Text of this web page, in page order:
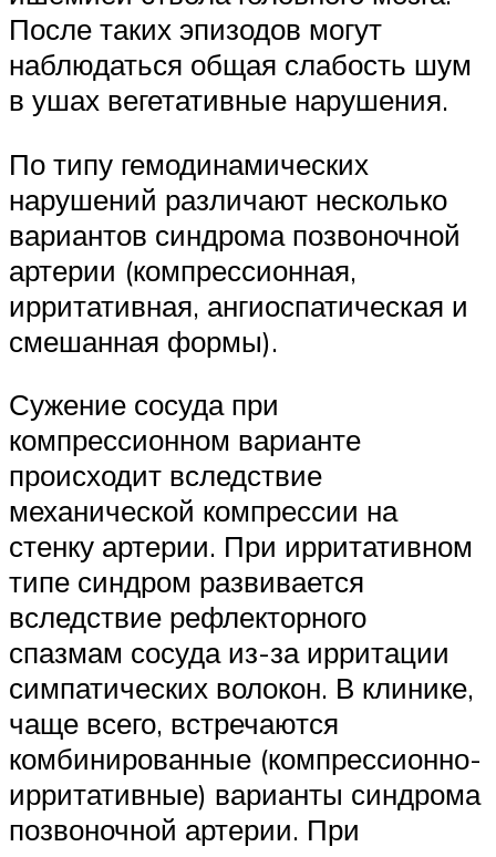
После таких эпизодов могут
наблюдаться общая слабость шум
в ушах вегетативные нарушения.
По типу гемодинамических
нарушений различают несколько
вариантов синдрома позвоночной
артерии (компрессионная,
ирритативная, ангиоспатическая и
смешанная формы).
Сужение сосуда при
компрессионном варианте
происходит вследствие
механической компрессии на
стенку артерии. При ирритативном
типе синдром развивается
вследствие рефлекторного
спазмам сосуда из-за ирритации
симпатических волокон. В клинике,
чаще всего, встречаются
комбинированные (компрессионно-
ирритативные) варианты синдрома
позвоночной артерии. При